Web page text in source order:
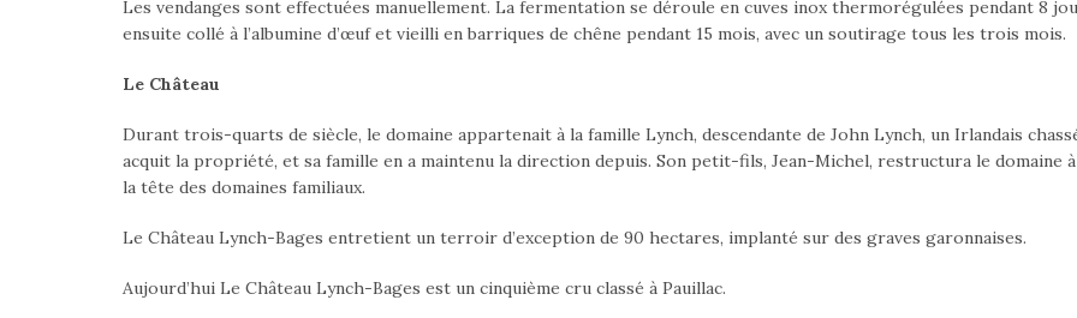
Les vendanges sont effectuées manuellement. La fermentation se déroule en cuves inox thermorégulées pendant 8
ensuite collé à l’albumine d’œuf et vieilli en barriques de chêne pendant 15 mois, avec un soutirage tous les trois mois.
Le Château
Durant trois-quarts de siècle, le domaine appartenait à la famille Lynch, descendante de John Lynch, un Irlandais
acquit la propriété, et sa famille en a maintenu la direction depuis. Son petit-fils, Jean-Michel, restructura le domaine
la tête des domaines familiaux.
Le Château Lynch-Bages entretient un terroir d’exception de 90 hectares, implanté sur des graves garonnaises.
Aujourd’hui Le Château Lynch-Bages est un cinquième cru classé à Pauillac.